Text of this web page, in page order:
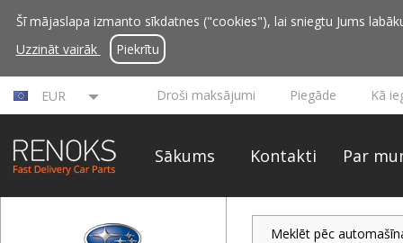
Šī mājaslapa izmanto sīkdatnes ("cookies"), lai sniegtu Jums
Uzzināt vairāk
Piekrītu
EUR Droši maksājumi Piegāde Kā
Sākums Kontakti Par
Meklēt pēc